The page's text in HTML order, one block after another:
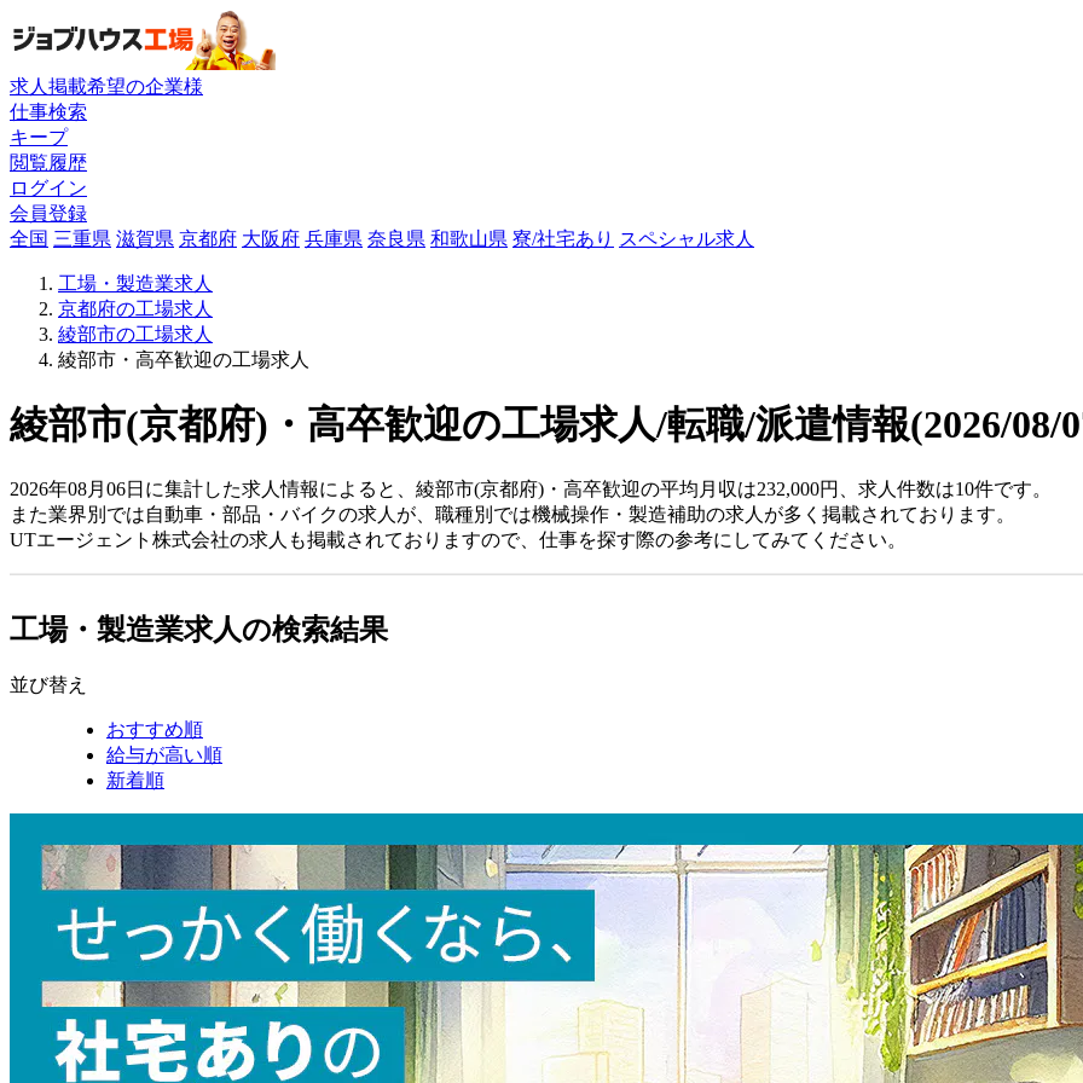
求人掲載希望の企業様
仕事検索
キープ
閲覧履歴
ログイン
会員登録
全国 三重県 滋賀県 京都府 大阪府 兵庫県 奈良県 和歌山県 寮/社宅あり スペシャル求人
工場・製造業求人
京都府の工場求人
綾部市の工場求人
綾部市・高卒歓迎の工場求人
綾部市(京都府)・高卒歓迎の工場求人/転職/派遣情報(2026/08/
2026年08月06日に集計した求人情報によると、綾部市(京都府)・高卒歓迎の平均月収は232,000円、求人件数は10件です。
また業界別では自動車・部品・バイクの求人が、職種別では機械操作・製造補助の求人が多く掲載されております。
UTエージェント株式会社の求人も掲載されておりますので、仕事を探す際の参考にしてみてください。
工場・製造業求人の検索結果
並び替え
おすすめ順
給与が高い順
新着順